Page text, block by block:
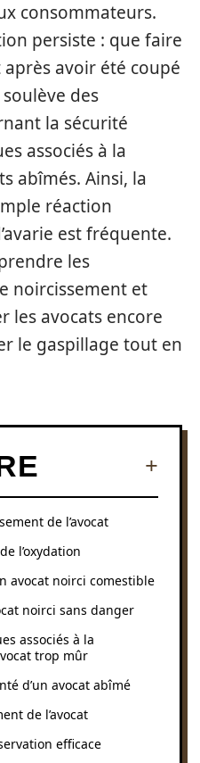
consommateurs.
persiste : que faire
avoir été coupé
des
la sécurité
associés à la
abîmés. Ainsi, la
réaction
est fréquente.
les
noircissement et
les avocats encore
le gaspillage tout en
de l’avocat
l’oxydation
avocat noirci comestible
noirci sans danger
associés à la
trop mûr
d’un avocat abîmé
de l’avocat
efficace